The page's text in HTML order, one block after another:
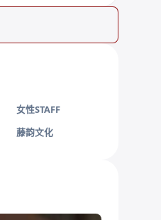
女性STAFF
藤韵文化